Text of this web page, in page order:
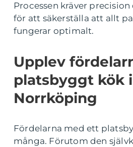
Processen kräver
för att säkerställa att allt
fungerar optimalt.
Upplev
platsbyggt kök i
Norrköping
Fördelarna med ett
många. Förutom den